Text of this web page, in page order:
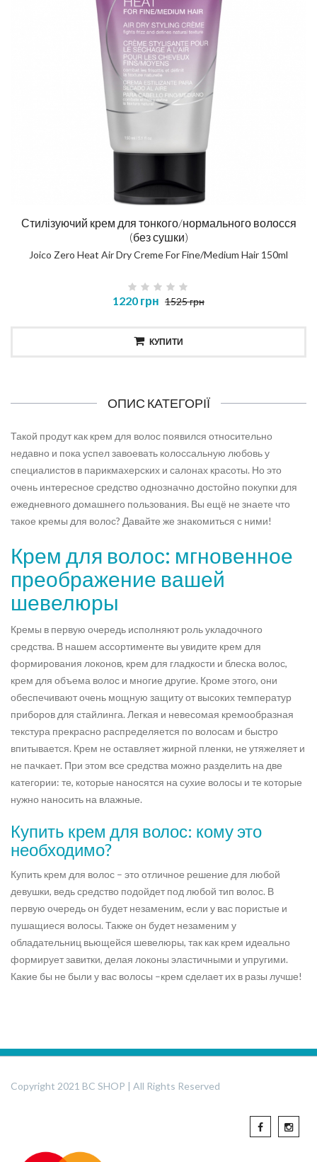
Стилізуючий крем для тонкого/нормального волосся
(без сушки)
Joico Zero Heat Air Dry Creme For Fine/Medium Hair 150ml
1220 грн 1525 грн
КУПИТИ
ОПИС КАТЕГОРІЇ
Такой продут как крем для волос появился относительно
недавно и пока успел завоевать колоссальную любовь у
специалистов в парикмахерских и салонах красоты. Но это
очень интересное средство однозначно достойно покупки для
ежедневного домашнего пользования. Вы ещё не знаете что
такое кремы для волос? Давайте же знакомиться с ними!
Крем для волос: мгновенное
преображение вашей
шевелюры
Кремы в первую очередь исполняют роль укладочного
средства. В нашем ассортименте вы увидите крем для
формирования локонов, крем для гладкости и блеска волос,
крем для объема волос и многие другие. Кроме этого, они
обеспечивают очень мощную защиту от высоких температур
приборов для стайлинга. Легкая и невесомая кремообразная
текстура прекрасно распределяется по волосам и быстро
впитывается. Крем не оставляет жирной пленки, не утяжеляет и
не пачкает. При этом все средства можно разделить на две
категории: те, которые наносятся на сухие волосы и те которые
нужно наносить на влажные.
Купить крем для волос: кому это
необходимо?
Купить крем для волос – это отличное решение для любой
девушки, ведь средство подойдет под любой тип волос. В
первую очередь он будет незаменим, если у вас пористые и
пушащиеся волосы. Также он будет незаменим у
обладательниц вьющейся шевелюры, так как крем идеально
формирует завитки, делая локоны эластичными и упругими.
Какие бы не были у вас волосы –крем сделает их в разы лучше!
Copyright 2021 BC SHOP | All Rights Reserved